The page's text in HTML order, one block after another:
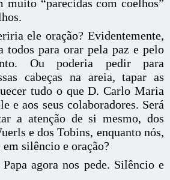
muito “parecidas com coelhos”
ele oração? Evidentemente,
todos para orar pela paz e pelo
Ou poderia pedir para
cabeças na areia, tapar as
tudo o que D. Carlo Maria
e aos seus colaboradores. Será
a atenção de si mesmo, dos
e dos Tobins, enquanto nós,
em silêncio e oração?
agora nos pede. Silêncio e